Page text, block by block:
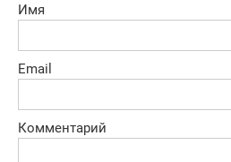
Имя
Email
Комментарий